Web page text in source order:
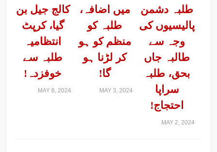
کالج جیل بن
گیا، کرپٹ
انتظامیہ
طلبہ سے
خوفزدہ!
MAY 8, 2024
میں اضافہ،
طلبہ کو
منظم کو ہو
کر لڑنا ہو
گا!
MAY 3, 2024
طلبہ دشمن
پالیسیوں کی
وجہ سے
طالبہ جاں
بحق، طلبہ
سراپا
احتجاج!
MAY 2, 2024